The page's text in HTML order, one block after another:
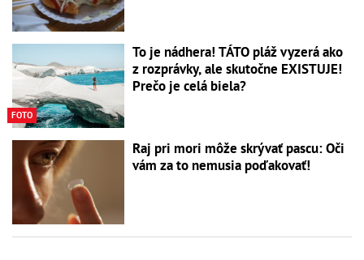
FOTO
To je nádhera! TÁTO pláž vyzerá ako
z rozprávky, ale skutočne EXISTUJE!
Prečo je celá biela?
Raj pri mori môže skrývať pascu: Oči
vám za to nemusia poďakovať!